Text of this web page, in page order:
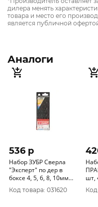
дилера менять
товара и место его
является публичной
Аналоги
536 p
Набор ЗУБР Сверла
"Эксперт" по дер в
боксе 4, 5, 6, 8, 10мм
5шт 29421-Н5
Код товара: 031620
шт, 4, 5, 6, 8, 10 мм,
ПРО
Код